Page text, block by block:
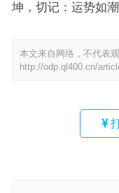
坤，切记：运势如
本文来自网络，不代表
http://odp.ql400.cn/